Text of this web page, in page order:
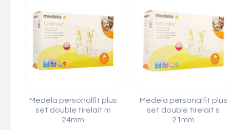
Medela personalfit plus
set double tirelait m
24mm
Medela personalfit plus
set double tirelait s
21mm